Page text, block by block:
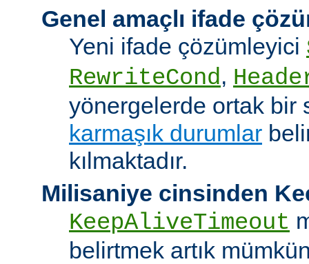
Genel amaçlı ifade
Yeni ifade çözümleyici
RewriteCond,
yönergelerde ortak bir
karmaşık durumlar
kılmaktadır.
Milisaniye cinsinden
KeepAliveTimeout
belirtmek artık